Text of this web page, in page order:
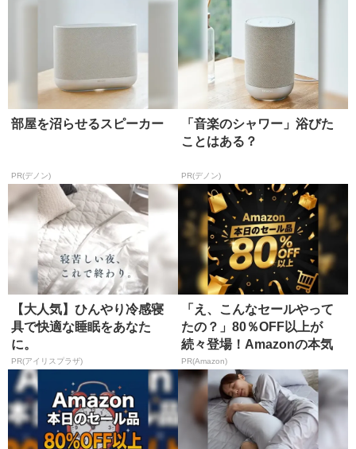
部屋を沼らせるスピーカー
PR(デノン)
「音楽のシャワー」浴びた
ことはある？
PR(デノン)
【大人気】ひんやり冷感寝
具で快適な睡眠をあなた
に。
PR(アイリスプラザ)
「え、こんなセールやって
たの？」80％OFF以上が
続々登場！Amazonの本気
が...
PR(Amazon)